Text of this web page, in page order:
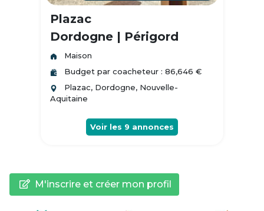
Plazac
Dordogne | Périgord
Maison
Budget par coacheteur : 86,646 €
Plazac, Dordogne, Nouvelle-
Aquitaine
Voir les 9 annonces
M'inscrire et créer mon profil